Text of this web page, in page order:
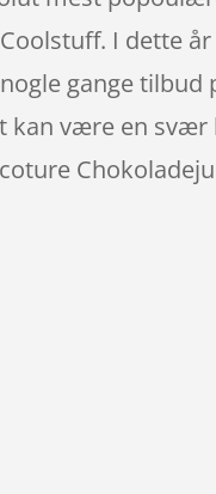
I dette
gange tilbud
være en svær